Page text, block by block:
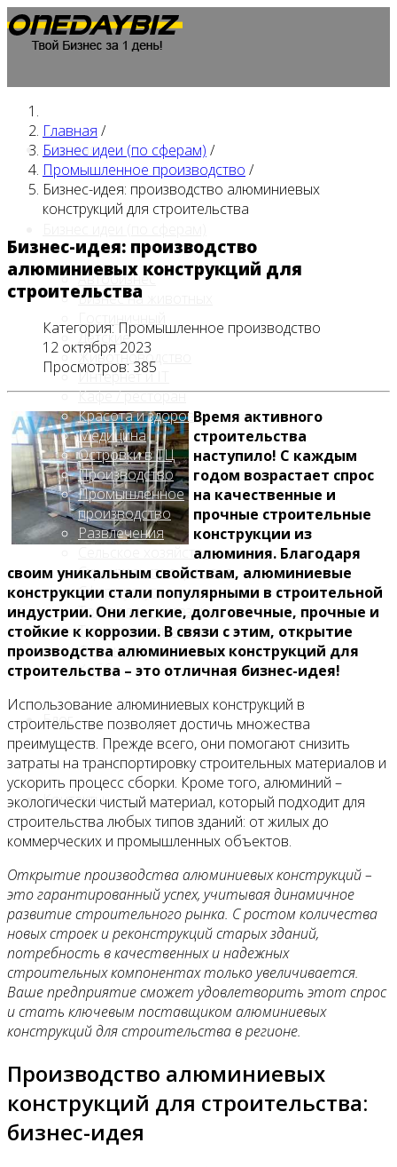
Главная
Автобизнес
Бизнес на животных
Гостиничный
Детские
Животноводство
Интернет и IT
Кафе / ресторан
Красота и здоровье
Медицина
Островки в ТЦ
Производство
Промышленное
производство
Развлечения
Сельское хозяйство
Строительство, ремонт
Сфера услуг
Торговля и магазины
Туризм и отдых
Финансы
Хобби
Блог
Контакты
Главная /
Бизнес идеи (по сферам) /
Промышленное производство /
Бизнес-идея: производство алюминиевых
конструкций для строительства
Бизнес-идея: производство
алюминиевых конструкций для
строительства
Категория: Промышленное производство
12 октября 2023
Просмотров: 385
Время активного
строительства
наступило! С каждым
годом возрастает спрос
на качественные и
прочные строительные
конструкции из
алюминия. Благодаря
своим уникальным свойствам, алюминиевые
конструкции стали популярными в строительной
индустрии. Они легкие, долговечные, прочные и
стойкие к коррозии. В связи с этим, открытие
производства алюминиевых конструкций для
строительства – это отличная бизнес-идея!
Использование алюминиевых конструкций в
строительстве позволяет достичь множества
преимуществ. Прежде всего, они помогают снизить
затраты на транспортировку строительных материалов и
ускорить процесс сборки. Кроме того, алюминий –
экологически чистый материал, который подходит для
строительства любых типов зданий: от жилых до
коммерческих и промышленных объектов.
Открытие производства алюминиевых конструкций –
это гарантированный успех, учитывая динамичное
развитие строительного рынка. С ростом количества
новых строек и реконструкций старых зданий,
потребность в качественных и надежных
строительных компонентах только увеличивается.
Ваше предприятие сможет удовлетворить этот спрос
и стать ключевым поставщиком алюминиевых
конструкций для строительства в регионе.
Производство алюминиевых
конструкций для строительства:
бизнес-идея